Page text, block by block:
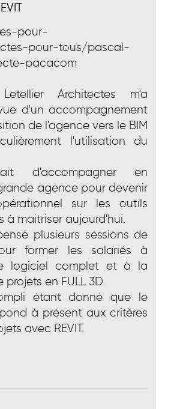
pour-
pour-tous/pascal-
pacacom
Architectes m'a
d'un accompagnement
de l'agence vers le BIM
l'utilisation du
d'accompagner en
agence pour devenir
sur les outils
à maitriser aujourd'hui.
plusieurs sessions de
former les salariés à
logiciel complet et à la
en FULL 3D.
étant donné que le
à présent aux critères
avec REVIT.